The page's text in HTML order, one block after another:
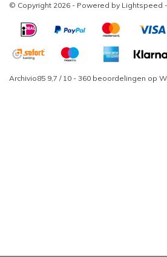
© Copyright 2026 - Powered by Lightspeed
Archivio85 9,7 / 10 - 360 beoordelingen op